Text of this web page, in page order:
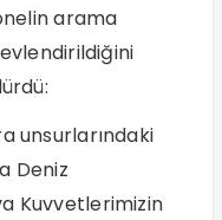
arama
unsurlarındaki
Deniz
Kuvvetlerimizin